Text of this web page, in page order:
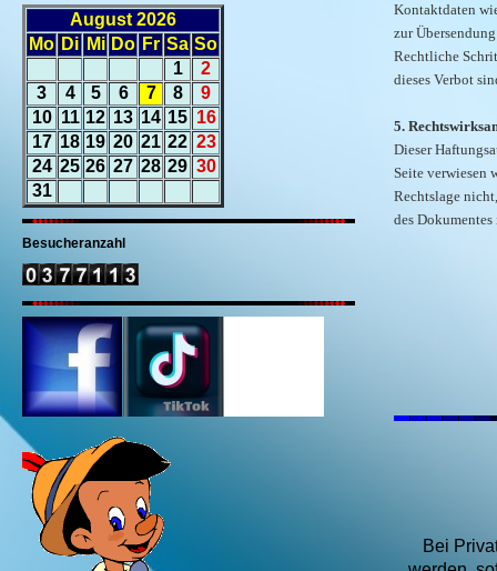
Kontaktdaten
zur
Rechtliche
dieses Verbot
5.
Dieser
Seite verwiesen
Rechtslage
des
Bei
August 2026
Mo Di Mi Do Fr Sa So
1
2
3
4 5 6 7 8
9
10 11 12 13 14 15 16
17 18 19 20 21 22 23
24 25 26 27 28 29 30
31
Besucheranzahl